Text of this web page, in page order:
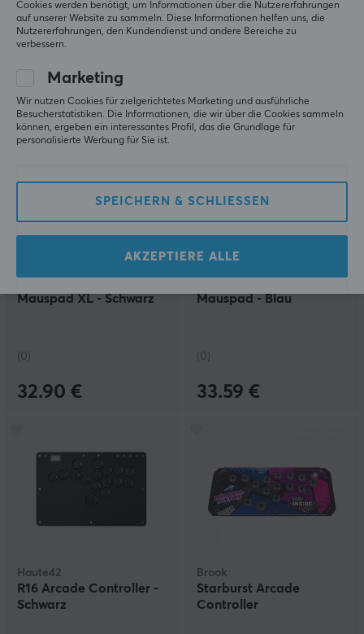
1200x700mm - Schwarz
(0)
229.90 €
Mauspad XL - Schwarz
(0)
32.90 €
Mauspad - Blau
(0)
33.59 €
Haute42
R16 Arcade Controller -
Schwarz
Brook
Starburst Arcade
Controller
Cookies werden benötigt, um Informationen über die Nutzererfahrungen
auf unserer Website zu sammeln. Diese Informationen helfen uns, die
Nutzererfahrungen, den Kundendienst und andere Bereiche zu
verbessern.
Marketing
Wir nutzen Cookies für zielgerichtetes Marketing und ausführliche
Besucherstatistiken. Die Informationen, die wir über die Cookies sammeln
können, ergeben ein interessantes Profil, das die Grundlage für
personalisierte Werbung für Sie ist.
SPEICHERN & SCHLIESSEN
AKZEPTIERE ALLE